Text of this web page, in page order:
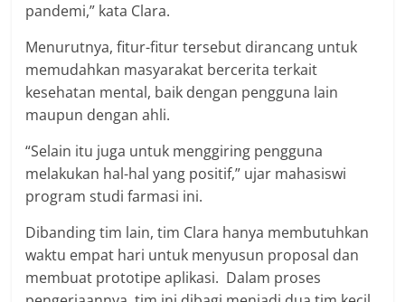
pandemi,” kata Clara.
Menurutnya, fitur-fitur tersebut dirancang untuk
memudahkan masyarakat bercerita terkait
kesehatan mental, baik dengan pengguna lain
maupun dengan ahli.
“Selain itu juga untuk menggiring pengguna
melakukan hal-hal yang positif,” ujar mahasiswi
program studi farmasi ini.
Dibanding tim lain, tim Clara hanya membutuhkan
waktu empat hari untuk menyusun proposal dan
membuat prototipe aplikasi. Dalam proses